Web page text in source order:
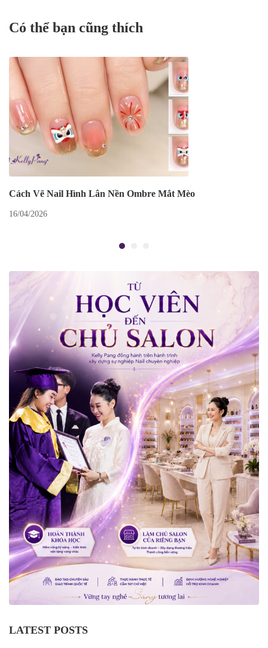
Có thể bạn cũng thích
Cách Vẽ Nail Hình Lân Nền Ombre Mắt Mèo
16/04/2026
LATEST POSTS